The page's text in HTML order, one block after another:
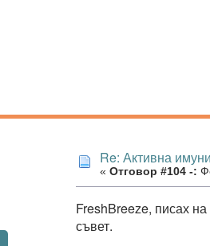
Re: Активна
« Отговор #104 -:
FreshBreeze, писах
съвет.